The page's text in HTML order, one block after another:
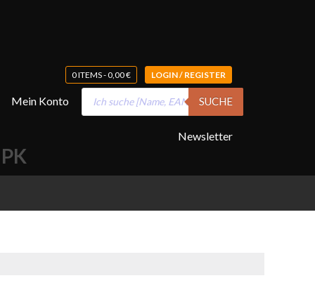
0 ITEMS -0,00€ LOGIN / REGISTER
Mein Konto
Products
search
SUCHE
Newsletter